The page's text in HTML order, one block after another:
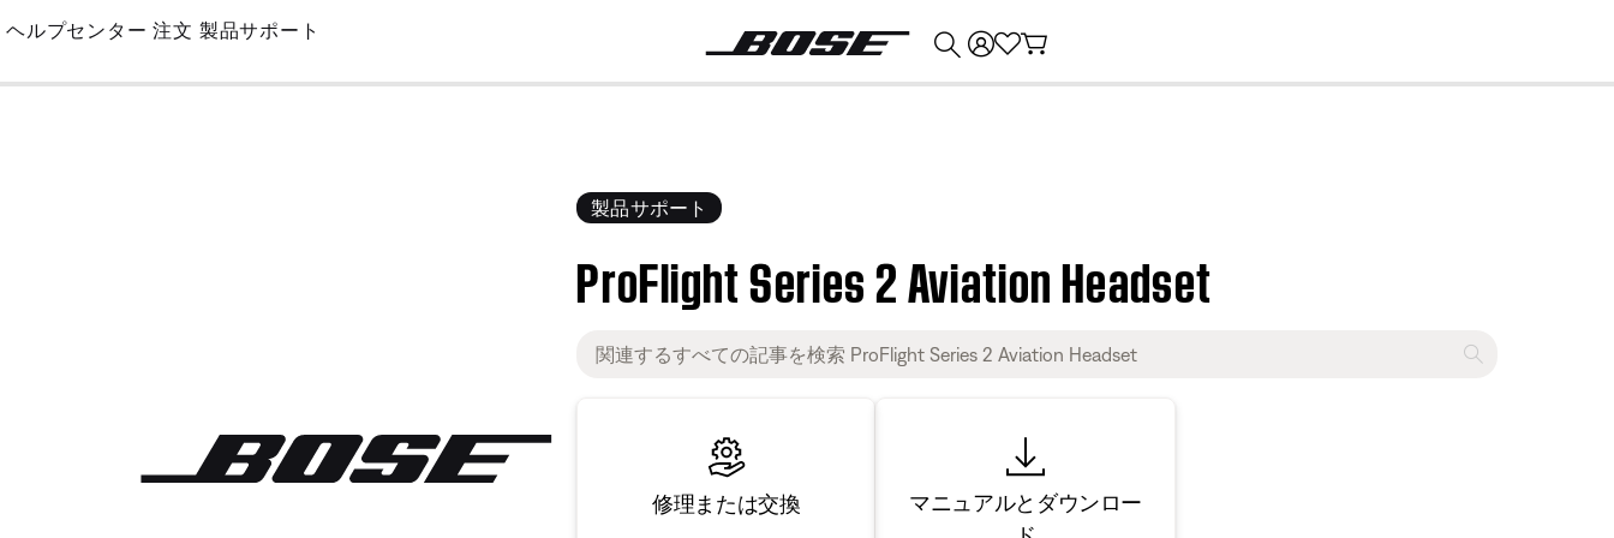
Skip
Main
ヘルプセンター 注文 製品サポート
製品サポート
ProFlight Series 2 Aviation Headset
修理または交換
マニュアルとダウンロー